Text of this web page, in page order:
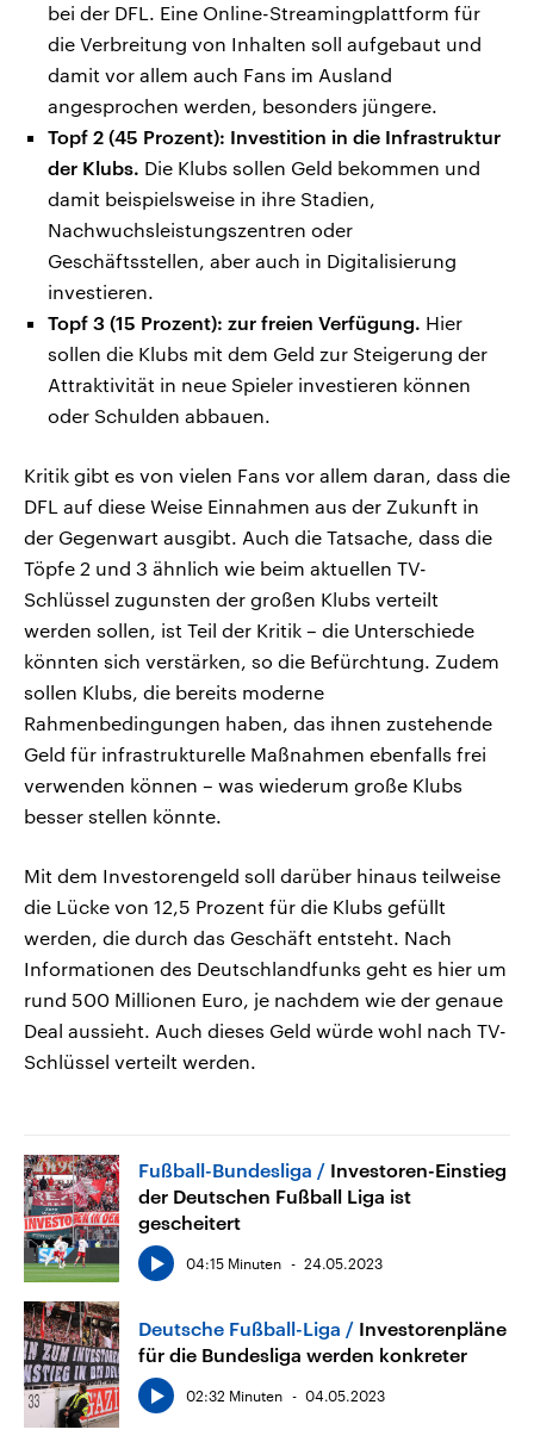
bei der DFL. Eine Online-Streamingplattform für
die Verbreitung von Inhalten soll aufgebaut und
damit vor allem auch Fans im Ausland
angesprochen werden, besonders jüngere.
Topf 2 (45 Prozent): Investition in die Infrastruktur
der Klubs. Die Klubs sollen Geld bekommen und
damit beispielsweise in ihre Stadien,
Nachwuchsleistungszentren oder
Geschäftsstellen, aber auch in Digitalisierung
investieren.
Topf 3 (15 Prozent): zur freien Verfügung. Hier
sollen die Klubs mit dem Geld zur Steigerung der
Attraktivität in neue Spieler investieren können
oder Schulden abbauen.
Kritik gibt es von vielen Fans vor allem daran, dass die
DFL auf diese Weise Einnahmen aus der Zukunft in
der Gegenwart ausgibt. Auch die Tatsache, dass die
Töpfe 2 und 3 ähnlich wie beim aktuellen TV-
Schlüssel zugunsten der großen Klubs verteilt
werden sollen, ist Teil der Kritik – die Unterschiede
könnten sich verstärken, so die Befürchtung. Zudem
sollen Klubs, die bereits moderne
Rahmenbedingungen haben, das ihnen zustehende
Geld für infrastrukturelle Maßnahmen ebenfalls frei
verwenden können – was wiederum große Klubs
besser stellen könnte.
Mit dem Investorengeld soll darüber hinaus teilweise
die Lücke von 12,5 Prozent für die Klubs gefüllt
werden, die durch das Geschäft entsteht. Nach
Informationen des Deutschlandfunks geht es hier um
rund 500 Millionen Euro, je nachdem wie der genaue
Deal aussieht. Auch dieses Geld würde wohl nach TV-
Schlüssel verteilt werden.
Fußball-Bundesliga
Investoren-Einstieg
der Deutschen Fußball Liga ist
gescheitert
04:15 Minuten 24.05.2023
Deutsche Fußball-Liga
Investorenpläne
für die Bundesliga werden konkreter
02:32 Minuten 04.05.2023